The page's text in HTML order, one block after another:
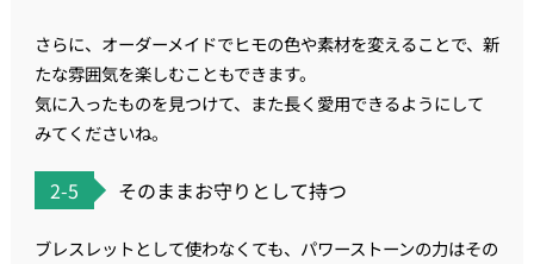
さらに、オーダーメイドでヒモの色や素材を変えることで、新
たな雰囲気を楽しむこともできます。
気に入ったものを見つけて、また長く愛用できるようにして
みてくださいね。
2-5 そのままお守りとして持つ
ブレスレットとして使わなくても、パワーストーンの力はその